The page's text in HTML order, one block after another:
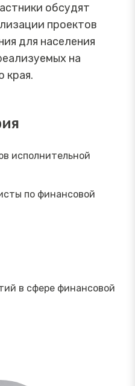
обсудят
проектов
для населения
на
края.
исполнительной
по финансовой
в сфере финансовой